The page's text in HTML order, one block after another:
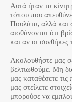
Αυτά ήταν τα
τόπου που
Πουλάτα, αλλά και
αισθάνονται ότι
και αν οι
Ακολουθήστε μας
βελτιωθούμε. Μη
μας καταθέσετε
μας στείλετε
μπορούσε να